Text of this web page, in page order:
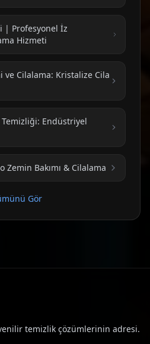
| Profesyonel İz
Hizmeti
ve Cilalama: Kristalize Cila
Endüstriyel
Zemin Bakımı & Cilalama
Gör
temizlik çözümlerinin adresi.